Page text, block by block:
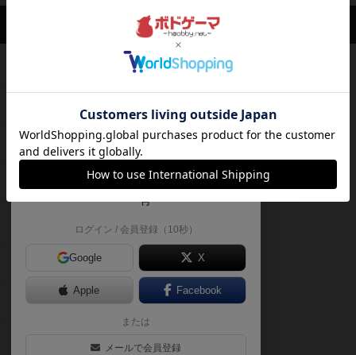
ボードゲームのプレイ履歴を記録し
て、
自分のデータを管理しませんか？
約75,000人がボドゲーマを利用中！
遊んだボードゲームを記録する
気になるゲームのレビューを読む
お気に入り作品・所有リストの共
有
ログイン / 会員登録（10秒）
Google X
Apple Facebook
または
メールで会員登録
ボードゲームを検索する
ボードゲーム会情報
メカニクス特集
掲示板・トピックス
ボドとも・会員一覧
ボードゲーム業界コラム
ボドゲーマご利用案内